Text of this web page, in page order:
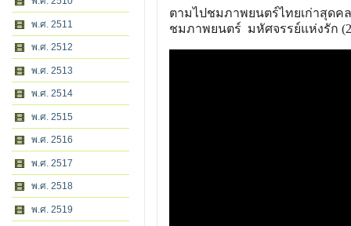
พ.ศ. 2511
พ.ศ. 2512
พ.ศ. 2513
พ.ศ. 2514
พ.ศ. 2515
พ.ศ. 2516
พ.ศ. 2517
พ.ศ. 2518
พ.ศ. 2519
ตามไปชมภาพยนตร์ไทยเก่าสุดค
ชมภาพยนตร์ มหัศจรรย์แห่งรัก